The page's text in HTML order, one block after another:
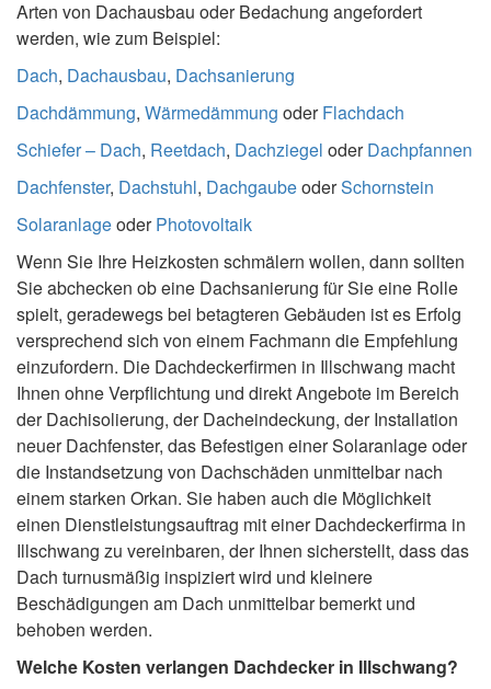
Arten von Dachausbau oder Bedachung angefordert
werden, wie zum Beispiel:
Dach, Dachausbau, Dachsanierung
Dachdämmung, Wärmedämmung oderFlachdach
Schiefer – Dach, Reetdach, Dachziegel oderDachpfannen
Dachfenster, Dachstuhl, DachgaubeoderSchornstein
SolaranlageoderPhotovoltaik
Wenn Sie Ihre Heizkosten schmälern wollen, dann sollten
Sie abchecken ob eine Dachsanierung für Sie eine Rolle
spielt, geradewegs bei betagteren Gebäuden ist es Erfolg
versprechend sich von einem Fachmann die Empfehlung
einzufordern. Die Dachdeckerfirmen in Illschwang macht
Ihnen ohne Verpflichtung und direkt Angebote im Bereich
der Dachisolierung, der Dacheindeckung, der Installation
neuer Dachfenster, das Befestigen einer Solaranlage oder
die Instandsetzung von Dachschäden unmittelbar nach
einem starken Orkan. Sie haben auch die Möglichkeit
einen Dienstleistungsauftrag mit einer Dachdeckerfirma in
Illschwang zu vereinbaren, der Ihnen sicherstellt, dass das
Dach turnusmäßig inspiziert wird und kleinere
Beschädigungen am Dach unmittelbar bemerkt und
behoben werden.
Welche Kosten verlangen Dachdecker in Illschwang?